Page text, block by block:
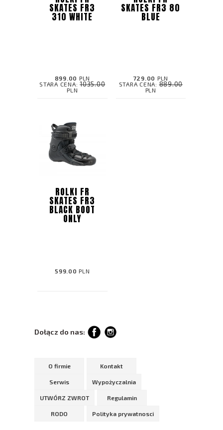
SKATES FR3
310 WHITE
899.00 PLN
STARA CENA:1035.00
PLN
SKATES FR3 80
BLUE
729.00 PLN
STARA CENA:889.00
PLN
ROLKI FR
SKATES FR3
BLACK BOOT
ONLY
599.00 PLN
Dołącz do nas:
O firmie Kontakt
Serwis Wypożyczalnia
UTWÓRZ ZWROT Regulamin
RODO Polityka prywatnosci